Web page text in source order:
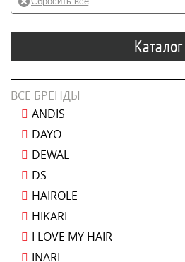
для левшей
для слайсинга
розовые
филировочная
фиолетовые
цветные
черного цвета
Каталог
ВСЕ БРЕНДЫ
ANDIS
DAYO
DEWAL
DS
HAIROLE
HIKARI
I LOVE MY HAIR
INARI